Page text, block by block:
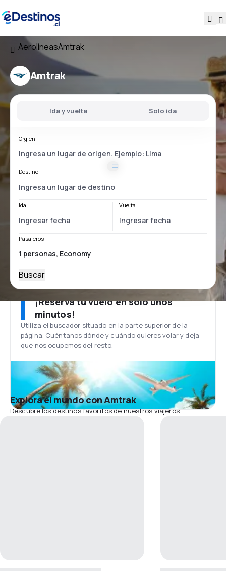
AerolíneasAmtrak
Amtrak
Ida y vuelta Solo ida
Orgien
Destino
Ida Vuelta
Pasajeros
Buscar
¡Reserva tu vuelo en solo unos
minutos!
Utiliza el buscador situado en la parte superior de la
página. Cuéntanos dónde y cuándo quieres volar y deja
que nos ocupemos del resto.
Explora el mundo con Amtrak
Descubre los destinos favoritos de nuestros viajeros